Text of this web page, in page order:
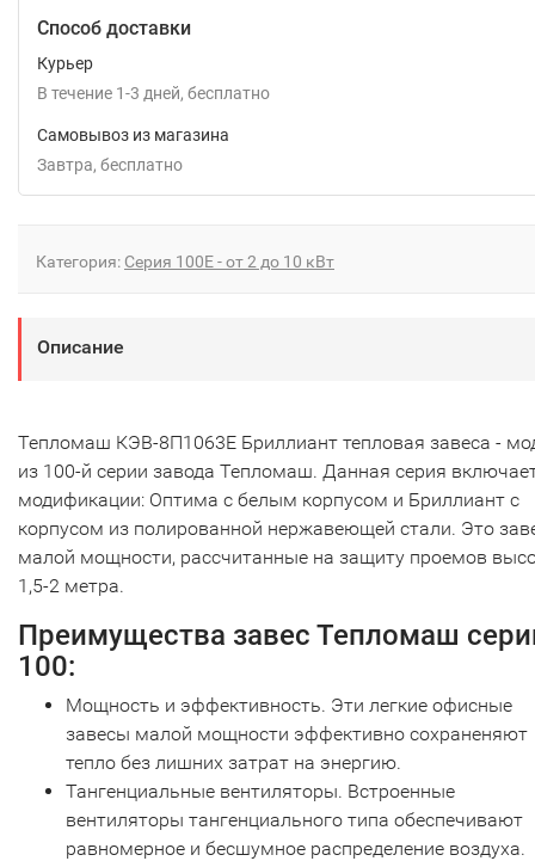
Способ доставки
Курьер
В течение 1-3 дней Бесплатно
Самовывоз из магазина
Завтра
Бесплатно
Категория: Серия 100Е - от 2 до 10 кВт
Описание
Тепломаш КЭВ-8П1063E Бриллиант тепловая завеса -
из 100-й серии завода Тепломаш. Данная серия
модификации: Оптима с белым корпусом и Бриллиант с
корпусом из полированной нержавеющей стали. Это
малой мощности, рассчитанные на защиту проемов
1,5-2 метра.
Преимущества завес Тепломаш
100:
Мощность и эффективность. Эти легкие офисные
завесы малой мощности эффективно сохраненяют
тепло без лишних затрат на энергию.
Тангенциальные вентиляторы. Встроенные
вентиляторы тангенциального типа обеспечивают
равномерное и бесшумное распределение воздуха.